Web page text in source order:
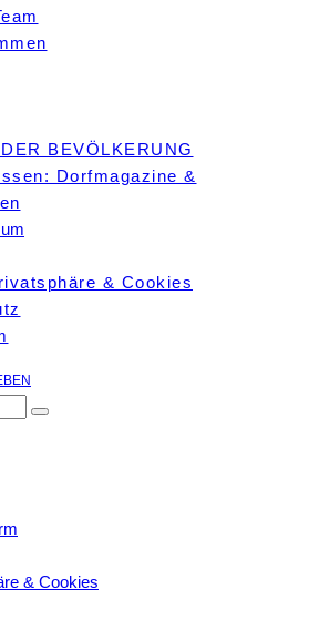
BEVÖLKERUNG
Dorfmagazine &
& Cookies
& Cookies